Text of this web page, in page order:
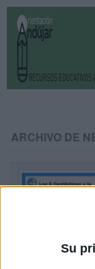
Su
ARCHIVO DE